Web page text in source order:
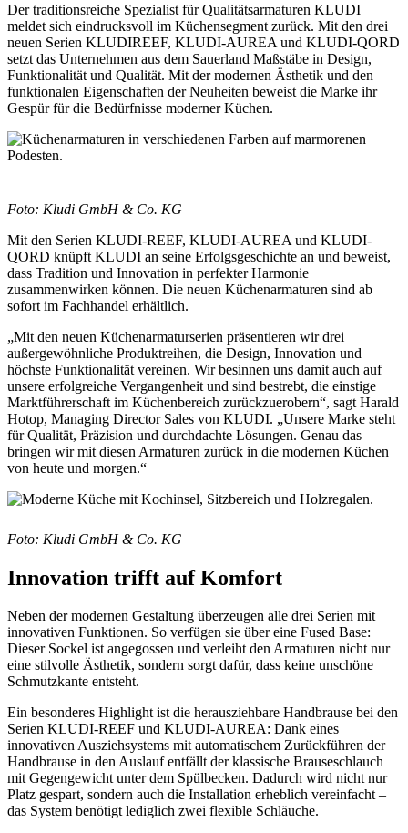
Der traditionsreiche Spezialist für Qualitätsarmaturen KLUDI
meldet sich eindrucksvoll im Küchensegment zurück. Mit den drei
neuen Serien KLUDIREEF, KLUDI-AUREA und KLUDI-QORD
setzt das Unternehmen aus dem Sauerland Maßstäbe in Design,
Funktionalität und Qualität. Mit der modernen Ästhetik und den
funktionalen Eigenschaften der Neuheiten beweist die Marke ihr
Gespür für die Bedürfnisse moderner Küchen.
Foto: Kludi GmbH & Co. KG
Mit den Serien KLUDI-REEF, KLUDI-AUREA und KLUDI-
QORD knüpft KLUDI an seine Erfolgsgeschichte an und beweist,
dass Tradition und Innovation in perfekter Harmonie
zusammenwirken können. Die neuen Küchenarmaturen sind ab
sofort im Fachhandel erhältlich.
„Mit den neuen Küchenarmaturserien präsentieren wir drei
außergewöhnliche Produktreihen, die Design, Innovation und
höchste Funktionalität vereinen. Wir besinnen uns damit auch auf
unsere erfolgreiche Vergangenheit und sind bestrebt, die einstige
Marktführerschaft im Küchenbereich zurückzuerobern“, sagt Harald
Hotop, Managing Director Sales von KLUDI. „Unsere Marke steht
für Qualität, Präzision und durchdachte Lösungen. Genau das
bringen wir mit diesen Armaturen zurück in die modernen Küchen
von heute und morgen.“
Foto: Kludi GmbH & Co. KG
Innovation trifft auf Komfort
Neben der modernen Gestaltung überzeugen alle drei Serien mit
innovativen Funktionen. So verfügen sie über eine Fused Base:
Dieser Sockel ist angegossen und verleiht den Armaturen nicht nur
eine stilvolle Ästhetik, sondern sorgt dafür, dass keine unschöne
Schmutzkante entsteht.
Ein besonderes Highlight ist die herausziehbare Handbrause bei den
Serien KLUDI-REEF und KLUDI-AUREA: Dank eines
innovativen Ausziehsystems mit automatischem Zurückführen der
Handbrause in den Auslauf entfällt der klassische Brauseschlauch
mit Gegengewicht unter dem Spülbecken. Dadurch wird nicht nur
Platz gespart, sondern auch die Installation erheblich vereinfacht –
das System benötigt lediglich zwei flexible Schläuche.